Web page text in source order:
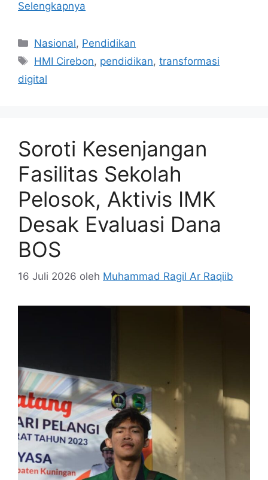
Selengkapnya
Kategori
Nasional, Pendidikan
Tag
HMI Cirebon, pendidikan,transformasi
digital
Soroti Kesenjangan
Fasilitas Sekolah
Pelosok, Aktivis IMK
Desak Evaluasi Dana
BOS
16 Juli 2026 oleh Muhammad Ragil Ar Raqiib